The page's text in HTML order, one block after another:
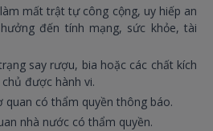
mất trật tự công cộng, uy hiếp an
đến tính mạng, sức khỏe, tài
say rượu, bia hoặc các chất kích
được hành vi.
quan có thẩm quyền thông báo.
nhà nước có thẩm quyền.